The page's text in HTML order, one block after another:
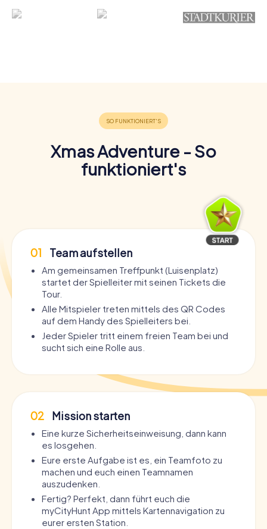
Xmas Adventure - So
funktioniert's
01 Team aufstellen
Am gemeinsamen Treffpunkt (Luisenplatz)
startet der Spielleiter mit seinen Tickets die
Tour.
Alle Mitspieler treten mittels des QR Codes
auf dem Handy des Spielleiters bei.
Jeder Spieler tritt einem freien Team bei und
sucht sich eine Rolle aus.
02 Mission starten
Eine kurze Sicherheitseinweisung, dann kann
es losgehen.
Eure erste Aufgabe ist es, ein Teamfoto zu
machen und euch einen Teamnamen
auszudenken.
Fertig? Perfekt, dann führt euch die
myCityHunt App mittels Kartennavigation zu
eurer ersten Station.